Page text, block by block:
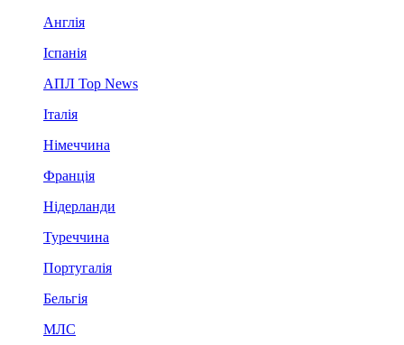
Англія
Іспанія
АПЛ Top News
Італія
Німеччина
Франція
Нідерланди
Туреччина
Португалія
Бельгія
МЛС